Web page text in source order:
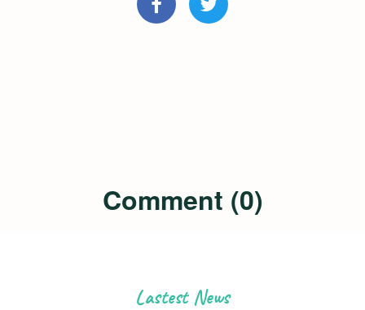
Comment (0)
Lastest News